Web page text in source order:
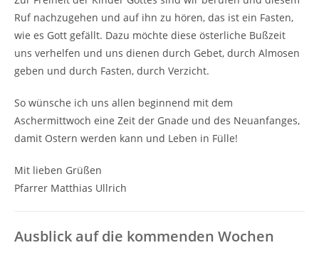
Ruf nachzugehen und auf ihn zu hören, das ist ein Fasten,
wie es Gott gefällt. Dazu möchte diese österliche Bußzeit
uns verhelfen und uns dienen durch Gebet, durch Almosen
geben und durch Fasten, durch Verzicht.
So wünsche ich uns allen beginnend mit dem
Aschermittwoch eine Zeit der Gnade und des Neuanfanges,
damit Ostern werden kann und Leben in Fülle!
Mit lieben Grüßen
Pfarrer Matthias Ullrich
Ausblick auf die kommenden Wochen